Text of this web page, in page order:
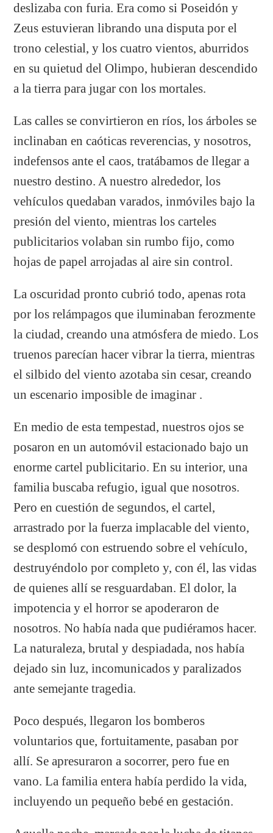
deslizaba con furia. Era como si Poseidón y
Zeus estuvieran librando una disputa por el
trono celestial, y los cuatro vientos, aburridos
en su quietud del Olimpo, hubieran descendido
a la tierra para jugar con los mortales.
Las calles se convirtieron en ríos, los árboles se
inclinaban en caóticas reverencias, y nosotros,
indefensos ante el caos, tratábamos de llegar a
nuestro destino. A nuestro alrededor, los
vehículos quedaban varados, inmóviles bajo la
presión del viento, mientras los carteles
publicitarios volaban sin rumbo fijo, como
hojas de papel arrojadas al aire sin control.
La oscuridad pronto cubrió todo, apenas rota
por los relámpagos que iluminaban ferozmente
la ciudad, creando una atmósfera de miedo. Los
truenos parecían hacer vibrar la tierra, mientras
el silbido del viento azotaba sin cesar, creando
un escenario imposible de imaginar .
En medio de esta tempestad, nuestros ojos se
posaron en un automóvil estacionado bajo un
enorme cartel publicitario. En su interior, una
familia buscaba refugio, igual que nosotros.
Pero en cuestión de segundos, el cartel,
arrastrado por la fuerza implacable del viento,
se desplomó con estruendo sobre el vehículo,
destruyéndolo por completo y, con él, las vidas
de quienes allí se resguardaban. El dolor, la
impotencia y el horror se apoderaron de
nosotros. No había nada que pudiéramos hacer.
La naturaleza, brutal y despiadada, nos había
dejado sin luz, incomunicados y paralizados
ante semejante tragedia.
Poco después, llegaron los bomberos
voluntarios que, fortuitamente, pasaban por
allí. Se apresuraron a socorrer, pero fue en
vano. La familia entera había perdido la vida,
incluyendo un pequeño bebé en gestación.